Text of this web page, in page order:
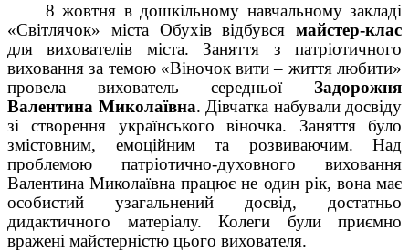
8 жовтня в дошкільному навчальному закладі
«Світлячок» міста Обухів відбувся майстер-клас
для вихователів міста. Заняття з патріотичного
виховання за темою «Віночок вити – життя любити»
провела вихователь середньої Задорожня
Валентина Миколаївна. Дівчатка набували досвіду
зі створення українського віночка. Заняття було
змістовним, емоційним та розвиваючим. Над
проблемою патріотично-духовного виховання
Валентина Миколаївна працює не один рік, вона має
особистий узагальнений досвід, достатньо
дидактичного матеріалу. Колеги були приємно
вражені майстерністю цього вихователя.